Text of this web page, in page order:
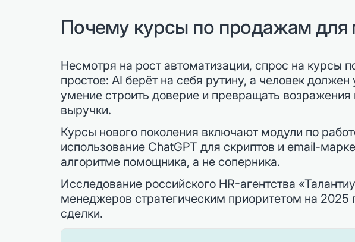
Почему курсы по продажам для
Несмотря на рост автоматизации, спрос на курсы
простое: AI берёт на себя рутину, а человек
умение строить доверие и превращать
выручки.
Курсы нового поколения включают модули по
использование ChatGPT для скриптов и email-
алгоритме помощника, а не соперника.
Исследование российского HR-агентства
менеджеров стратегическим приоритетом на 2025
сделки.